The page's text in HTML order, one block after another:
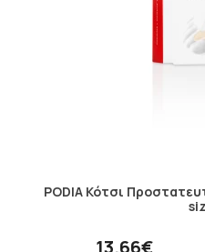
PODIA Κότσι
13.66€